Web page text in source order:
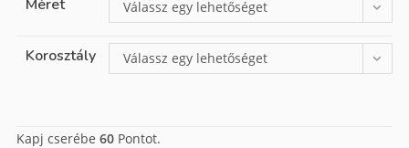
Méret Válassz egy lehetőséget
Korosztály Válassz egy lehetőséget
Kapj cserébe 60Pontot.